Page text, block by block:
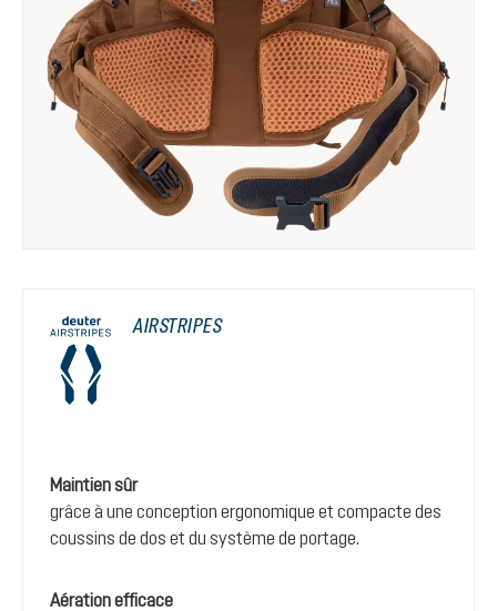
AIRSTRIPES
Maintien sûr
grâce à une conception ergonomique et compacte des
coussins de dos et du système de portage.
Aération efficace